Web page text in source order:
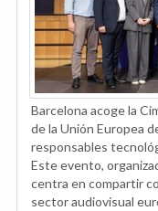
Barcelona acoge la
de la Unión Europea
responsables
Este evento,
centra en compartir
sector audiovisual